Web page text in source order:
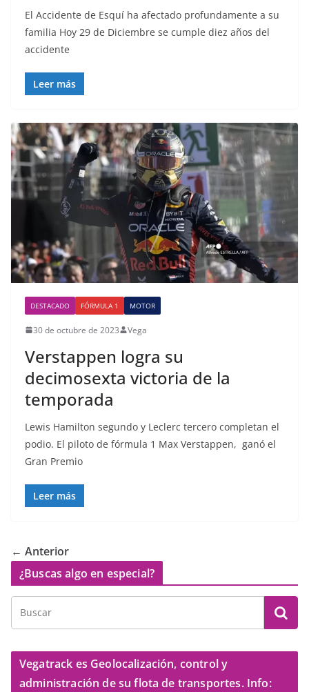
El Accidente de Esquí ha afectado profundamente a su
familia Hoy 29 de Diciembre se cumple diez años del
accidente
Leer más
DESTACADO FÓRMULA 1 MOTOR
30 de octubre de 2023 Vega
Verstappen logra su
decimosexta victoria de la
temporada
Lewis Hamilton segundo y Leclerc tercero completan el
podio. El piloto de fórmula 1 Max Verstappen, ganó el
Gran Premio
Leer más
← Anterior
¿Buscas algo en especial?
Vegatrack es Geolocalización, control y
administración de su flota de transportes. Info: